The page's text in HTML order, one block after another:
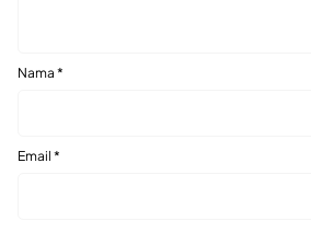
Nama *
Email *